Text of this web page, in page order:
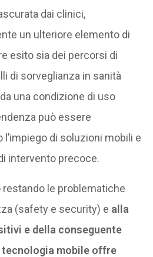
dai clinici,
un ulteriore elemento di
esito sia dei percorsi di
di sorveglianza in sanità
una condizione di uso
può essere
di soluzioni mobili e
intervento precoce.
le problematiche
(safety e security) e alla
e della conseguente
mobile offre